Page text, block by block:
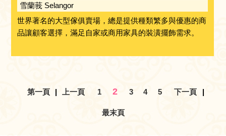
雪蘭莪 Selangor
世界著名的大型傢俱賣場，總是提供種類繁多與優惠的商
品讓顧客選擇，滿足自家或商用家具的裝潢擺飾需求。
第一頁 上一頁 1 2 3 4 5 下一頁
最末頁